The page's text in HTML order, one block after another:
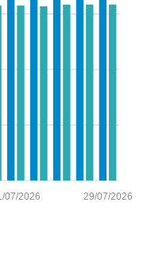
29/07/2026
07/2026